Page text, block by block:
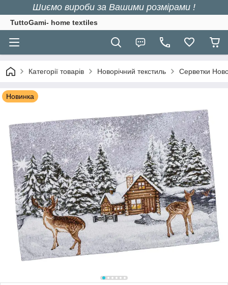
Шиємо вироби за Вашими розмірами !
TuttoGami- home textiles
Категорії товарів Новорічний текстиль Серветки
Новинка